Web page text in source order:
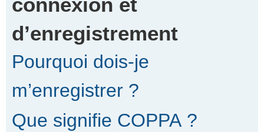
d’enregistrement
Pourquoi dois-je
m’enregistrer ?
Que signifie COPPA ?